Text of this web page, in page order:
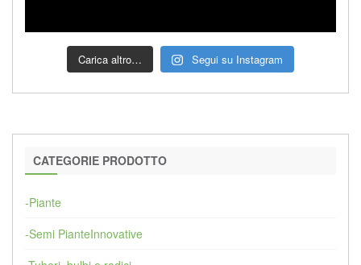
Carica altro… Segui su Instagram
CATEGORIE PRODOTTO
-Piante
-Semi PianteInnovative